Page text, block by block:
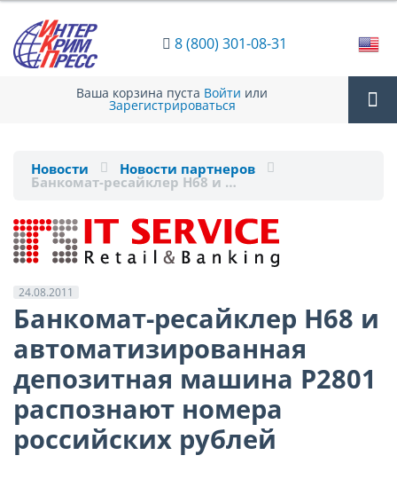
8 (800) 301-08-31
Ваша корзина пуста Войти или
Зарегистрироваться
Новости Новости партнеров
Банкомат-ресайклер H68 и …
24.08.2011
Банкомат-ресайклер H68 и
автоматизированная
депозитная машина P2801
распознают номера
российских рублей